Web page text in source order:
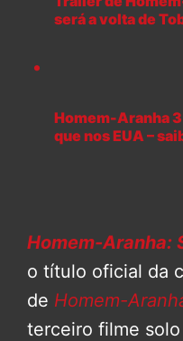
será a volta de
Homem-Aranha
que nos EUA –
Homem-Aranha:
o título oficial da
de Homem-
terceiro filme